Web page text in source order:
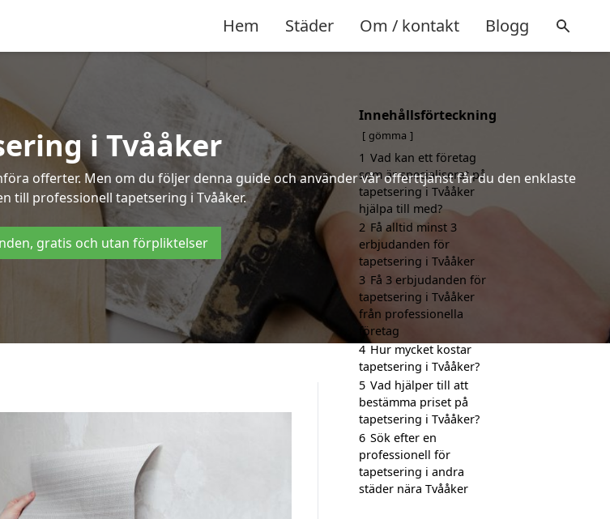
Hem Städer Om / kontakt Blogg
i Tvååker
offerter. Men om du följer denna guide och använder vår offerttjänst får du den enklaste
till professionell tapetsering i Tvååker.
gratis och utan förpliktelser
Innehållsförteckning
gömma
1 Vad kan ett företag
som är specialiserat på
tapetsering i Tvååker
hjälpa till med?
2 Få alltid minst 3
erbjudanden för
tapetsering i Tvååker
3 Få 3 erbjudanden för
tapetsering i Tvååker
från professionella
företag
4 Hur mycket kostar
tapetsering i Tvååker?
5 Vad hjälper till att
bestämma priset på
tapetsering i Tvååker?
6 Sök efter en
professionell för
tapetsering i andra
städer nära Tvååker